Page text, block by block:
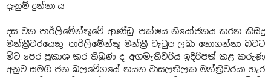
දැනුම් දුන්නා ය.
දස වන පාර්ලිමේන්තුවේ ආණ්ඩු පක්ෂය නියෝජනය කරන කිසිදු
මන්ත්‍රීවරයෙකු, පාර්ලිමේන්තු මන්ත්‍රී වැටුප ලබා නොගන්නා බවට
මීට පෙර ප්‍රකාශ කර තිබුණ ද, අගමැතිවරිය ඉදිරිපත් කළ කරුණු
අනුව සමගි ජන බලවේගයේ නයන වාසලතිලක මන්ත්‍රීවරයා හැර